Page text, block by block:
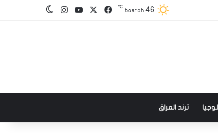
basrah 46
℃ فيسبوك‫YouTube
انستقرامالوضع المظلم
ترند العراق